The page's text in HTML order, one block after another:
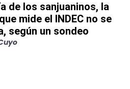
de los sanjuaninos, la
mide el INDEC no se
según un sondeo